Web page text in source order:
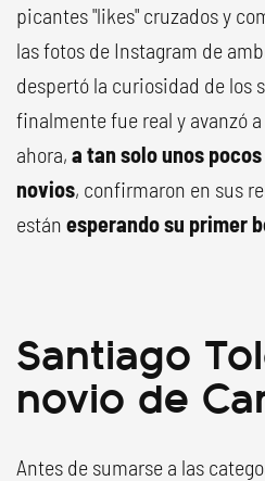
picantes "likes" cruzados y
las fotos de Instagram de
despertó la curiosidad de los
finalmente fue real y avanzó
ahora, a tan solo unos
novios, confirmaron en sus
están esperando su primer
Santiago
novio de
Antes de sumarse a las